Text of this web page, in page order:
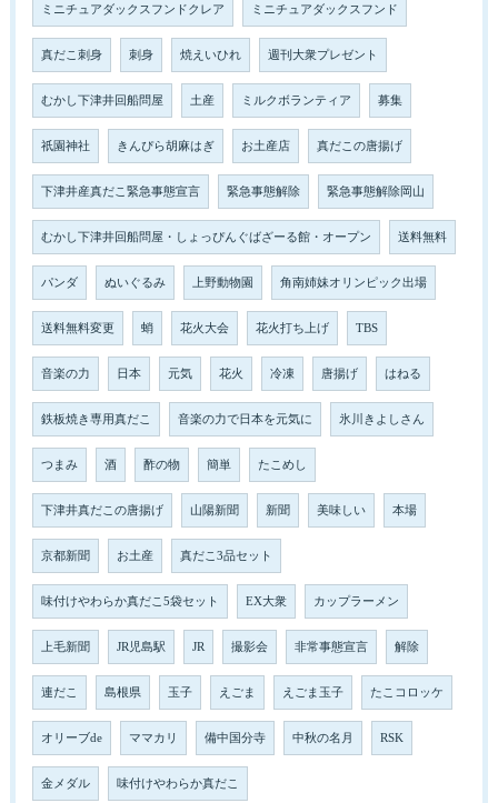
ミニチュアダックスフンドクレア ミニチュアダックスフンド
真だこ刺身 刺身 焼えいひれ 週刊大衆プレゼント
むかし下津井回船問屋 土産 ミルクボランティア 募集
祇園神社 きんぴら胡麻はぎ お土産店 真だこの唐揚げ
下津井産真だこ緊急事態宣言 緊急事態解除 緊急事態解除岡山
むかし下津井回船問屋・しょっぴんぐばざーる館・オープン 送料無料
パンダ ぬいぐるみ 上野動物園 角南姉妹オリンピック出場
送料無料変更 蛸 花火大会 花火打ち上げ TBS
音楽の力 日本 元気 花火 冷凍 唐揚げ はねる
鉄板焼き専用真だこ 音楽の力で日本を元気に 氷川きよしさん
つまみ 酒 酢の物 簡単 たこめし
下津井真だこの唐揚げ 山陽新聞 新聞 美味しい 本場
京都新聞 お土産 真だこ3品セット
味付けやわらか真だこ5袋セット EX大衆 カップラーメン
上毛新聞 JR児島駅 JR 撮影会 非常事態宣言 解除
連だこ 島根県 玉子 えごま えごま玉子 たこコロッケ
オリーブde ママカリ 備中国分寺 中秋の名月 RSK
金メダル 味付けやわらか真だこ